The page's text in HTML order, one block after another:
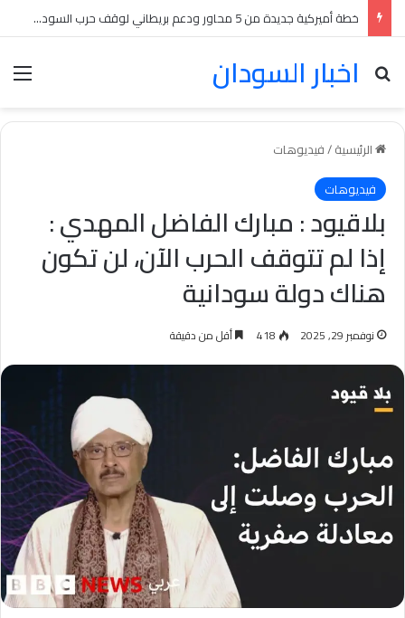
خطة أميركية جديدة من 5 محاور ودعم بريطاني لوقف حرب السودان بينها انسحابات متبادلة
اخبار السودان
بحث عن
الرئيسية/فيديوهات
فيديوهات
بلاقيود : مبارك الفاضل المهدي :
إذا لم تتوقف الحرب الآن، لن تكون
هناك دولة سودانية
نوفمبر 29, 2025 418 أقل من دقيقة